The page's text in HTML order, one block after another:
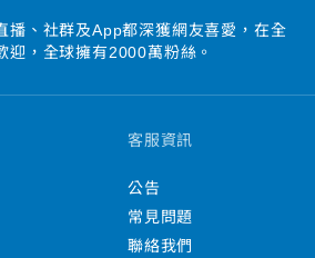
播、社群及App都深獲網友喜愛，在全
迎，全球擁有2000萬粉絲。
客服資訊
公告
常見問題
聯絡我們